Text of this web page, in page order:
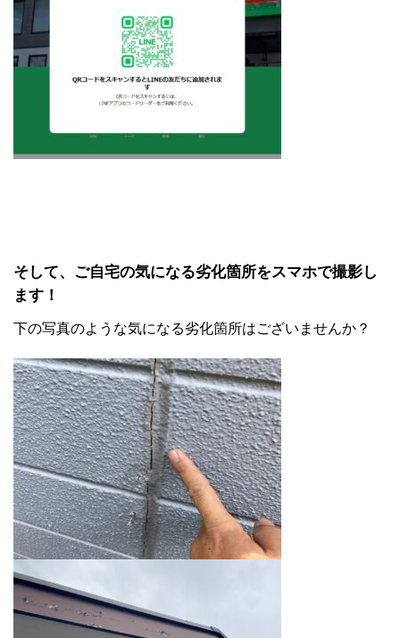
そして、ご自宅の気になる劣化箇所をスマホで撮影し
ます！
下の写真のような気になる劣化箇所はございませんか？